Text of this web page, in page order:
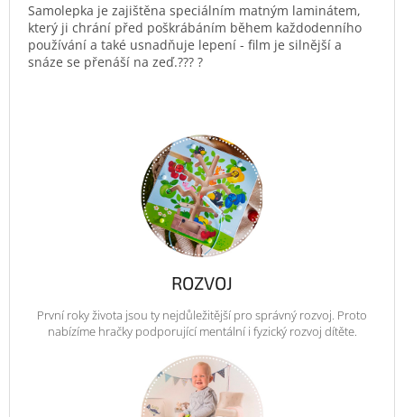
Samolepka je zajištěna speciálním matným laminátem,
který ji chrání před poškrábáním během každodenního
používání a také usnadňuje lepení - film je silnější a
snáze se přenáší na zeď.??? ?
ROZVOJ
První roky života jsou ty nejdůležitější pro správný rozvoj. Proto
nabízíme hračky podporující mentální i fyzický rozvoj dítěte.